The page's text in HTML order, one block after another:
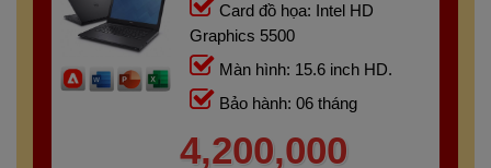
Card đồ họa: Intel HD
Graphics 5500
Màn hình: 15.6 inch HD.
Bảo hành: 06 tháng
4,200,000